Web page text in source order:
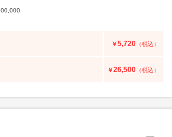
￥5,720 （税込）
￥26,500 （税込）